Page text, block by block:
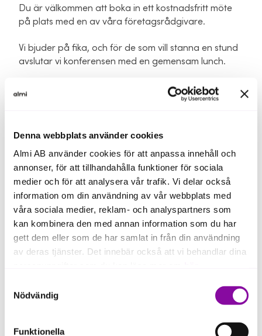
Denna webbplats använder cookies
Almi AB använder cookies för att anpassa innehåll och
annonser, för att tillhandahålla funktioner för sociala
medier och för att analysera vår trafik. Vi delar också
information om din användning av vår webbplats med
våra sociala medier, reklam- och analyspartners som
kan kombinera den med annan information som du har
gett dem eller som de har samlat in från din användning
av deras tjänster. Det innebär också att vi behandlar dina
Om du klickar på avvisa kommer användning av kakor
eller delning av information enligt ovan, inte att ske,
förutom för kakor som är nödvändiga för att hemsidan
Nödvändig
Funktionella
Du är välkommen att boka in ett kostnadsfritt möte
på plats med en av våra företagsrådgivare.
Vi bjuder på fika, och för de som vill stanna en stund
avslutar vi konferensen med en gemensam lunch.
Missa inte detta, anmäl dig idag, då antalet platser
linda.hugosson@almi.se
Årets program
10 september sändningen pågår mellan kl. 09.00-
13.00
Johan Bergström (LUPREP, Lunds universitet)
Isabelle McAllister, Emma Westerlund (Novia): Att
Bikupa
perspektiv